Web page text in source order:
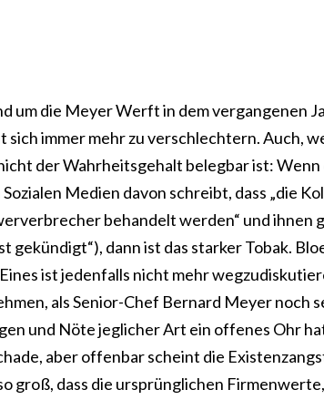
um die Meyer Werft in dem vergangenen
immer mehr zu verschlechtern. Auch,
der Wahrheitsgehalt belegbar ist:
Medien davon schreibt, dass „die
behandelt werden“ und ihnen
dann ist das starker Tobak.
ist jedenfalls nicht mehr
als Senior-Chef Bernard Meyer noch
und Nöte jeglicher Art ein offenes Ohr
aber offenbar scheint die
groß, dass die ursprünglichen